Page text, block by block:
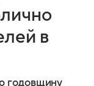
в
годовщину